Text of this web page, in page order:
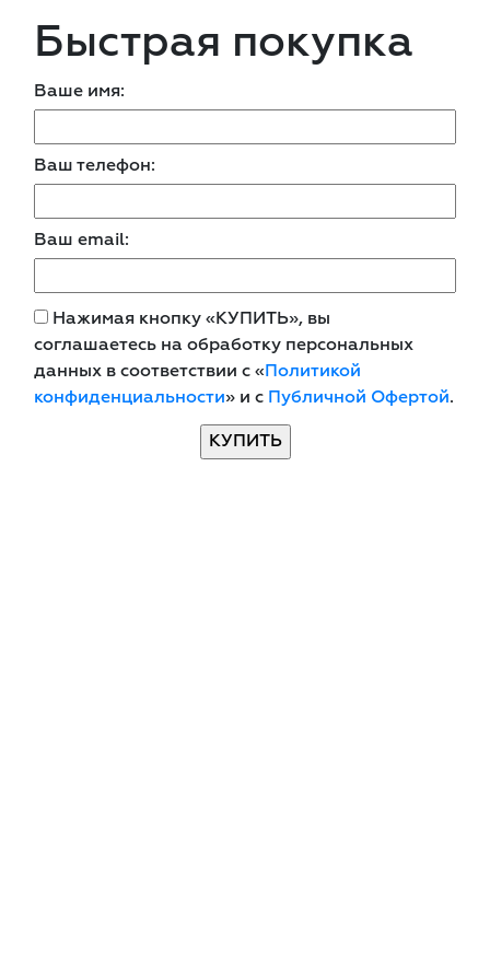
Быстрая покупка
Ваше имя:
Ваш телефон:
Ваш email:
Нажимая кнопку «КУПИТЬ», вы
соглашаетесь на обработку персональных
данных в соответствии с «Политикой
конфиденциальности» и с Публичной Офертой.